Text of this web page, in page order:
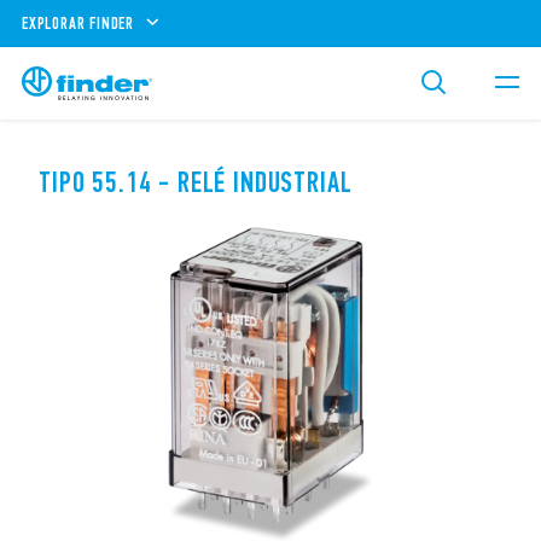
EXPLORAR FINDER
TIPO 55.14 - RELÉ INDUSTRIAL